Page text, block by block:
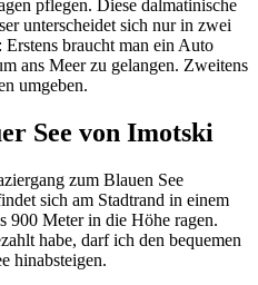
pflegen. Diese dalmatinische
unterscheidet sich nur in zwei
braucht man ein Auto
ans Meer zu gelangen. Zweitens
umgeben.
See von Imotski
zum Blauen See
sich am Stadtrand in einem
900 Meter in die Höhe ragen.
habe, darf ich den bequemen
hinabsteigen.